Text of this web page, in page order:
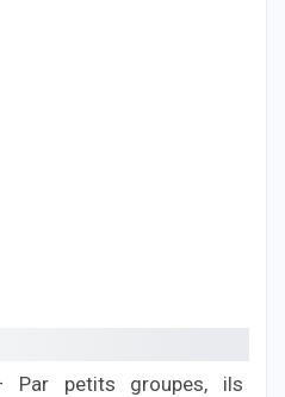
– Par petits groupes, ils